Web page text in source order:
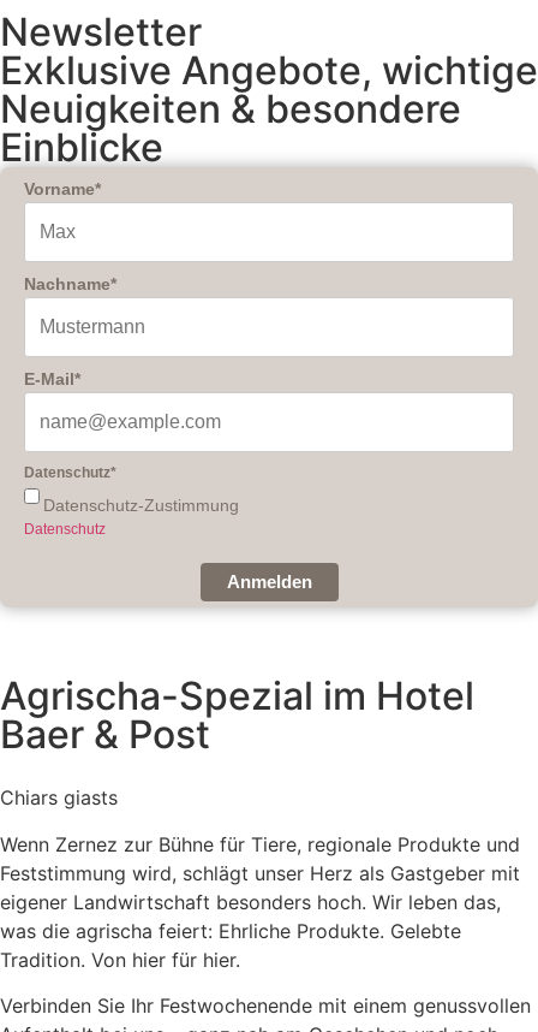
Newsletter
Exklusive Angebote, wichtige
Neuigkeiten & besondere
Einblicke
Vorname*
Nachname*
E-Mail*
Datenschutz*
Datenschutz-Zustimmung
Datenschutz
Anmelden
Agrischa-Spezial im Hotel
Baer & Post
Chiars giasts
Wenn Zernez zur Bühne für Tiere, regionale Produkte und
Feststimmung wird, schlägt unser Herz als Gastgeber mit
eigener Landwirtschaft besonders hoch. Wir leben das,
was die agrischa feiert: Ehrliche Produkte. Gelebte
Tradition. Von hier für hier.
Verbinden Sie Ihr Festwochenende mit einem genussvollen